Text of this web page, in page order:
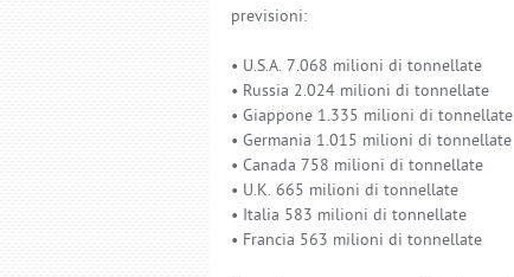
previsioni:
• U.S.A. 7.068 milioni di tonnellate
• Russia 2.024 milioni di tonnellate
• Giappone 1.335 milioni di tonnellate
• Germania 1.015 milioni di tonnellate
• Canada 758 milioni di tonnellate
• U.K. 665 milioni di tonnellate
• Italia 583 milioni di tonnellate
• Francia 563 milioni di tonnellate